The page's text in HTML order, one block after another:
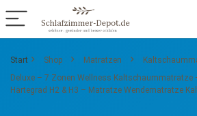
Start Shop Matratzen
Deluxe – 7 Zonen Wellness Kaltschaummatratze
Härtegrad H2 & H3 – Matratze Wendematratze